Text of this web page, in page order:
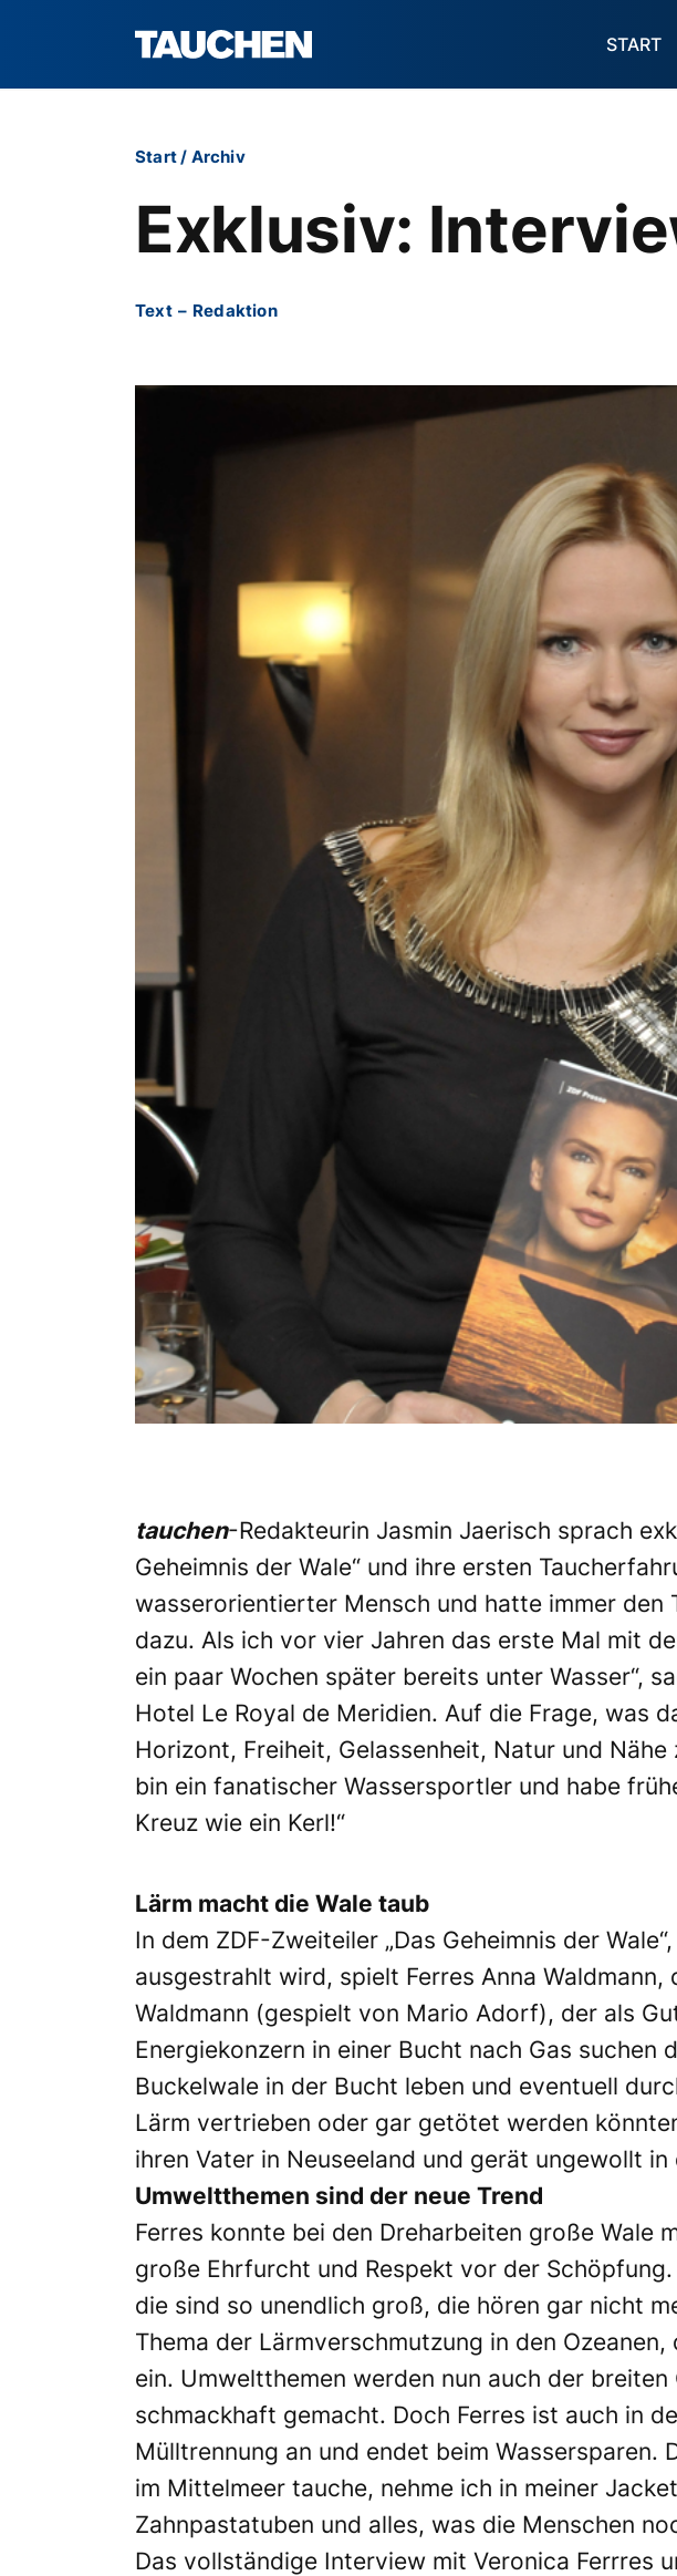
START
Start/ Archiv
Exklusiv:
Text – Redaktion
tauchen-Redakteurin Jasmin Jaerisch sprach
Geheimnis der Wale“ und ihre ersten
wasserorientierter Mensch und hatte immer den
dazu. Als ich vor vier Jahren das erste Mal mit
ein paar Wochen später bereits unter Wasser“,
Hotel Le Royal de Meridien. Auf die Frage, was
Horizont, Freiheit, Gelassenheit, Natur und
bin ein fanatischer Wassersportler und habe
Kreuz wie ein Kerl!“
Lärm macht die Wale taub
In dem ZDF-Zweiteiler „Das Geheimnis der
ausgestrahlt wird, spielt Ferres Anna
Waldmann (gespielt von Mario Adorf), der als
Energiekonzern in einer Bucht nach Gas
Buckelwale in der Bucht leben und eventuell
Lärm vertrieben oder gar getötet werden
ihren Vater in Neuseeland und gerät ungewollt
Umweltthemen sind der neue Trend
Ferres konnte bei den Dreharbeiten große Wale
große Ehrfurcht und Respekt vor der
die sind so unendlich groß, die hören gar nicht
Thema der Lärmverschmutzung in den
ein. Umweltthemen werden nun auch der
schmackhaft gemacht. Doch Ferres ist auch in
Mülltrennung an und endet beim Wassersparen.
im Mittelmeer tauche, nehme ich in meiner
Zahnpastatuben und alles, was die Menschen
Das vollständige Interview mit Veronica Ferrres